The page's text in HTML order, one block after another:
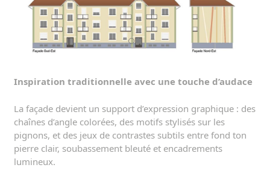
Inspiration traditionnelle avec une touche d’audace
La façade devient un support d’expression graphique : des
chaînes d’angle colorées, des motifs stylisés sur les
pignons, et des jeux de contrastes subtils entre fond ton
pierre clair, soubassement bleuté et encadrements
lumineux.